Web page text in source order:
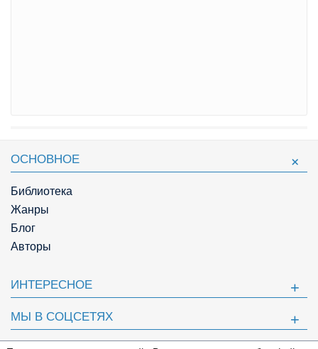
ОСНОВНОЕ
Библиотека
Жанры
Блог
Авторы
ИНТЕРЕСНОЕ
МЫ В СОЦСЕТЯХ